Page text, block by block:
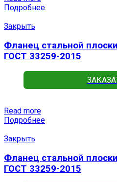
Подробнее
Закрыть
Фланец стальной
ГОСТ 33259-2015
Read more
Подробнее
Закрыть
Фланец стальной
ГОСТ 33259-2015